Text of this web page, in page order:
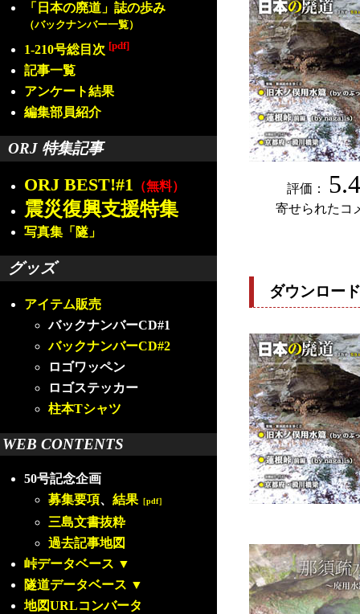
「日本の廃道」誌の歩み
（バックナンバー一覧）
1-210号総目次 [pdf]
記事一覧
アンケート結果
編集部員紹介
ORJ 特集記事
ORJ BEST!#1 （無料）
震災復興支援特集
写真集「隧」
グッズ
アイテム販売
バックナンバーCD#1
バックナンバーCD#2
ロゴワッペン
ロゴステッカー
柱本Tシャツ
WEB CONTENTS
50号記念企画
募集要項、 結果 ［pdf］
三島文書抜粋
過去記事地図
峠データベース ▼
隧道データベース ▼
地図URLコンバータ
評価：
寄せられたコ
ダウンロー